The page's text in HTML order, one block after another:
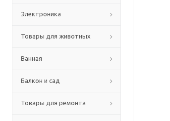
Электроника
Товары для животных
Ванная
Балкон и сад
Товары для ремонта